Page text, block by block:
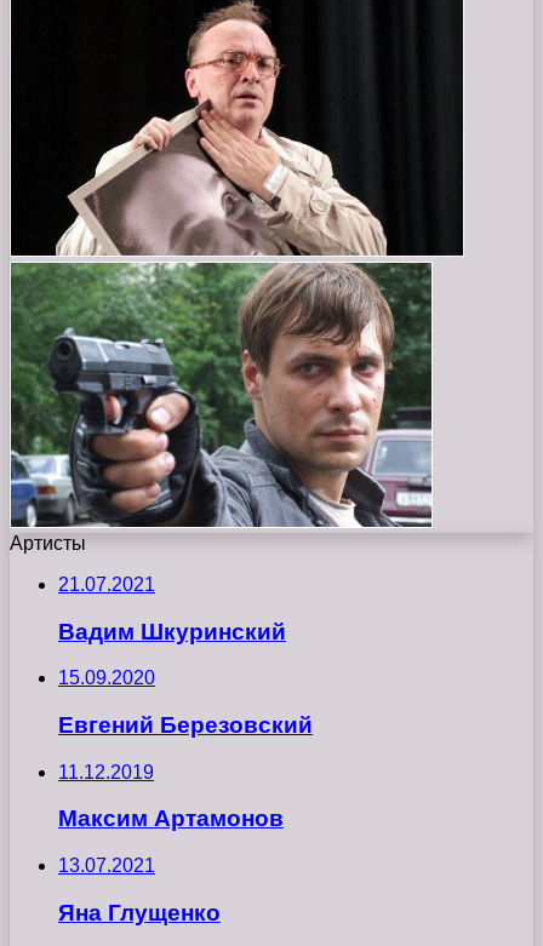
Артисты
21.07.2021
Вадим Шкуринский
15.09.2020
Евгений Березовский
11.12.2019
Максим Артамонов
13.07.2021
Яна Глущенко